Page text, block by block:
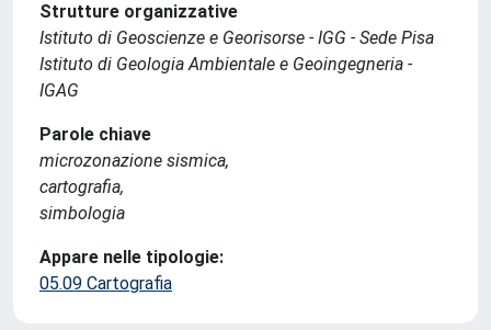
Strutture organizzative
Istituto di Geoscienze e Georisorse - IGG - Sede Pisa
Istituto di Geologia Ambientale e Geoingegneria -
IGAG
Parole chiave
microzonazione sismica,
cartografia,
simbologia
Appare nelle tipologie:
05.09 Cartografia